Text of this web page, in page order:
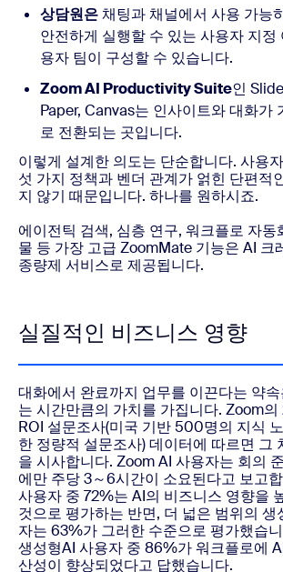
상담원은채팅과 채널에서 사용 가능
안전하게 실행할 수 있는 사용자 지정
용자 팀이 구성할 수 있습니다.
Zoom AI Productivity Suite인
Paper, Canvas는 인사이트와 대화가
로 전환되는 곳입니다.
이렇게 설계한 의도는 단순합니다. 사용
섯 가지 정책과 벤더 관계가 얽힌 단편적
지 않기 때문입니다. 하나를 원하시죠.
에이전틱 검색, 심층 연구, 워크플로 자동
물 등 가장 고급 ZoomMate 기능은 AI 크
종량제 서비스로 제공됩니다.
실질적인 비즈니스 영향
대화에서 완료까지 업무를 이끈다는 약
는 시간만큼의 가치를 가집니다. Zoom
ROI 설문조사(미국 기반 500명의 지식
한 정량적 설문조사) 데이터에 따르면 그
을 시사합니다. Zoom AI 사용자는 회의
에만 주당 3～6시간이 소요된다고 보고
사용자 중 72%는 AI의 비즈니스 영향을
것으로 평가하는 반면, 더 넓은 범위의 생
자는 63%가 그러한 수준으로 평가했습
생성형AI 사용자 중 86%가 워크플로에
산성이 향상되었다고 답했습니다.